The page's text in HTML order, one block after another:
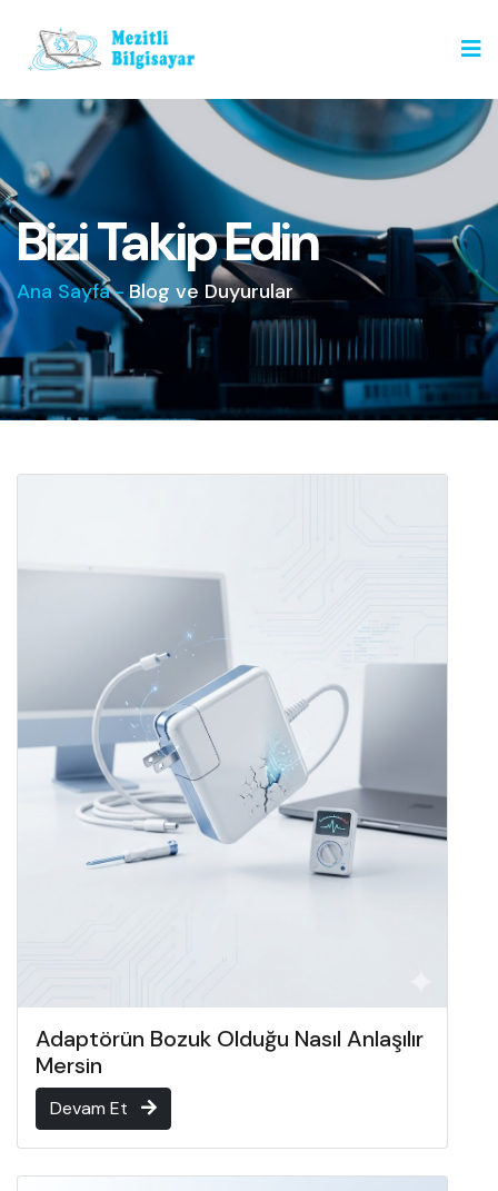
Bizi Takip Edin
Ana Sayfa- Blog ve Duyurular
Adaptörün Bozuk Olduğu Nasıl Anlaşılır
Mersin
Devam Et